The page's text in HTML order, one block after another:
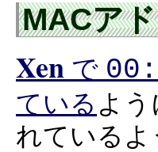
MACア
Xen で
ている よう
れているよ